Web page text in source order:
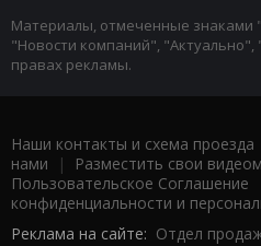
Материалы, отмеченные знаками
"Новости компаний",
правах рекламы.
Наши контакты и схема проезда
нами | Разместить свои
Пользовательское Соглашение
конфиденциальности и
Реклама на сайте: Отдел